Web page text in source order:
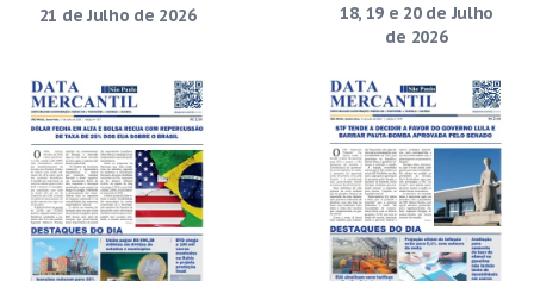
21 de Julho de 2026
18, 19 e 20 de Julho
de 2026